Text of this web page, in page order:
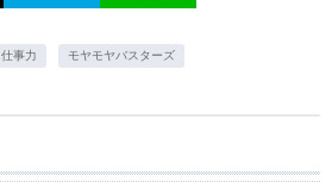
仕事力 モヤモヤバスターズ